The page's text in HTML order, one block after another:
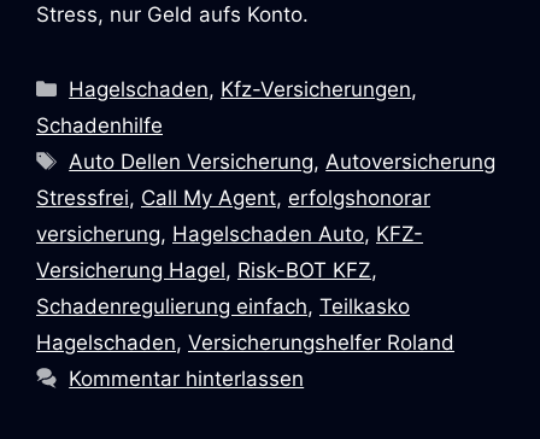
Stress, nur Geld aufs Konto.
Kategorien
Hagelschaden, Kfz-Versicherungen,
Schadenhilfe
Schlagwörter
Auto Dellen Versicherung,Autoversicherung
Stressfrei, Call My Agent, erfolgshonorar
versicherung, Hagelschaden Auto, KFZ-
Versicherung Hagel, Risk-BOT KFZ,
Schadenregulierung einfach, Teilkasko
Hagelschaden, Versicherungshelfer Roland
Kommentar hinterlassen